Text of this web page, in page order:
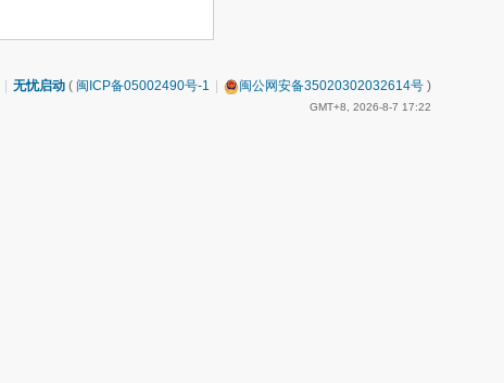
无忧启动 ( 闽ICP备05002490号-1 闽公网安备35020302032614号 )
GMT+8, 2026-8-7 17:22